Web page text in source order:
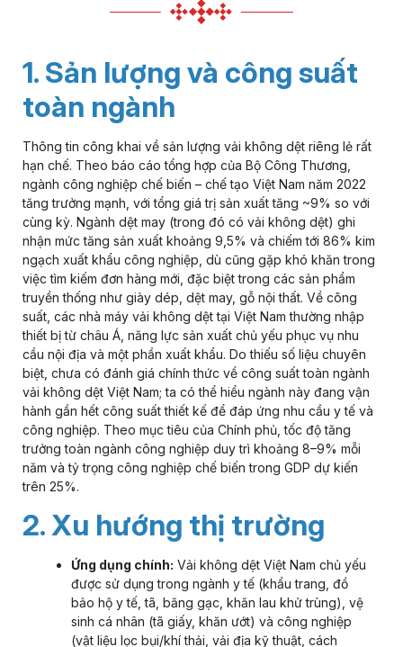
1. Sản lượng và công suất
toàn ngành
Thông tin công khai về sản lượng vải không dệt riêng lẻ rất
hạn chế. Theo báo cáo tổng hợp của Bộ Công Thương,
ngành công nghiệp chế biến – chế tạo Việt Nam năm 2022
tăng trưởng mạnh, với tổng giá trị sản xuất tăng ~9% so với
cùng kỳ. Ngành dệt may (trong đó có vải không dệt) ghi
nhận mức tăng sản xuất khoảng 9,5% và chiếm tới 86% kim
ngạch xuất khẩu công nghiệp, dù cũng gặp khó khăn trong
việc tìm kiếm đơn hàng mới, đặc biệt trong các sản phẩm
truyền thống như giày dép, dệt may, gỗ nội thất. Về công
suất, các nhà máy vải không dệt tại Việt Nam thường nhập
thiết bị từ châu Á, năng lực sản xuất chủ yếu phục vụ nhu
cầu nội địa và một phần xuất khẩu. Do thiếu số liệu chuyên
biệt, chưa có đánh giá chính thức về công suất toàn ngành
vải không dệt Việt Nam; ta có thể hiểu ngành này đang vận
hành gần hết công suất thiết kế để đáp ứng nhu cầu y tế và
công nghiệp. Theo mục tiêu của Chính phủ, tốc độ tăng
trưởng toàn ngành công nghiệp duy trì khoảng 8–9% mỗi
năm và tỷ trọng công nghiệp chế biến trong GDP dự kiến
trên 25%.
2. Xu hướng thị trường
Ứng dụng chính: Vải không dệt Việt Nam chủ yếu
được sử dụng trong ngành y tế (khẩu trang, đồ
bảo hộ y tế, tã, băng gạc, khăn lau khử trùng), vệ
sinh cá nhân (tã giấy, khăn ướt) và công nghiệp
(vật liệu lọc bụi/khí thải, vải địa kỹ thuật, cách